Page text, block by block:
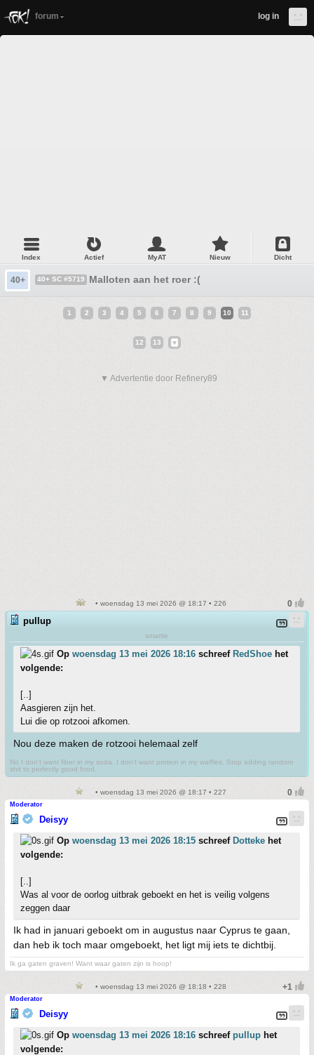
forum log in
Index Actief MyAT Nieuw Dicht
40+ 40+ SC #5719 Malloten aan het roer :(
1 2 3 4 5 6 7 8 9 10 11
12 13
▼ Advertentie door Refinery89
• woensdag 13 mei 2026 @ 18:17 • 226
pullup
smartie
Op woensdag 13 mei 2026 18:16 schreef RedShoe het
volgende:
[..]
Aasgieren zijn het.
Lui die op rotzooi afkomen.
Nou deze maken de rotzooi helemaal zelf
No I don't want fiber in my soda. I don't want protein in my waffles. Stop adding random
shit to perfectly good food.
• woensdag 13 mei 2026 @ 18:17 • 227
Moderator
Deisyy
Op woensdag 13 mei 2026 18:15 schreef Dotteke het
volgende:
[..]
Was al voor de oorlog uitbrak geboekt en het is veilig volgens
zeggen daar
Ik had in januari geboekt om in augustus naar Cyprus te gaan,
dan heb ik toch maar omgeboekt, het ligt mij iets te dichtbij.
Ik ga gaten graven! Want waar gaten zijn is hoop!
• woensdag 13 mei 2026 @ 18:18 • 228
Moderator
Deisyy
Op woensdag 13 mei 2026 18:16 schreef pullup het
volgende: